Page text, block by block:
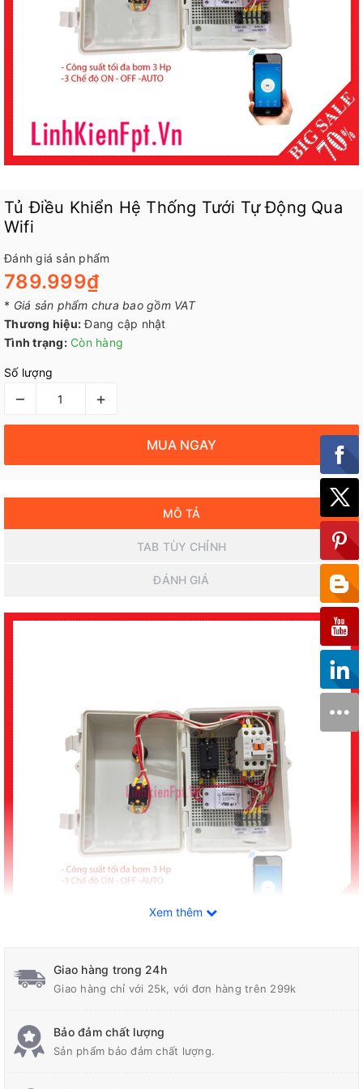
Tủ Điều Khiển Hệ Thống Tưới Tự Động Qua
Wifi
Đánh giá sản phẩm
789.999₫
* Giá sản phẩm chưa bao gồm VAT
Thương hiệu: Đang cập nhật
Tình trạng: Còn hàng
Số lượng
– +
MUA NGAY
MÔ TẢ
TAB TÙY CHỈNH
ĐÁNH GIÁ
THÔNG TIN SẢN PHẨM.
- Tủ có thể lắp đặt max công suất với bơm 3Hp
- Có 3 chế độ ON - OFF - AUTO
Xem thêm
Giao hàng trong 24h
Giao hàng chỉ với 25k, với đơn hàng trên 299k
Bảo đảm chất lượng
Sản phẩm bảo đảm chất lượng.